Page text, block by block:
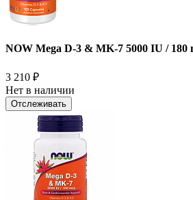
NOW Mega D-3 & MK-7 5000 IU / 180
3 210 ₽
Нет в наличии
Отслеживать